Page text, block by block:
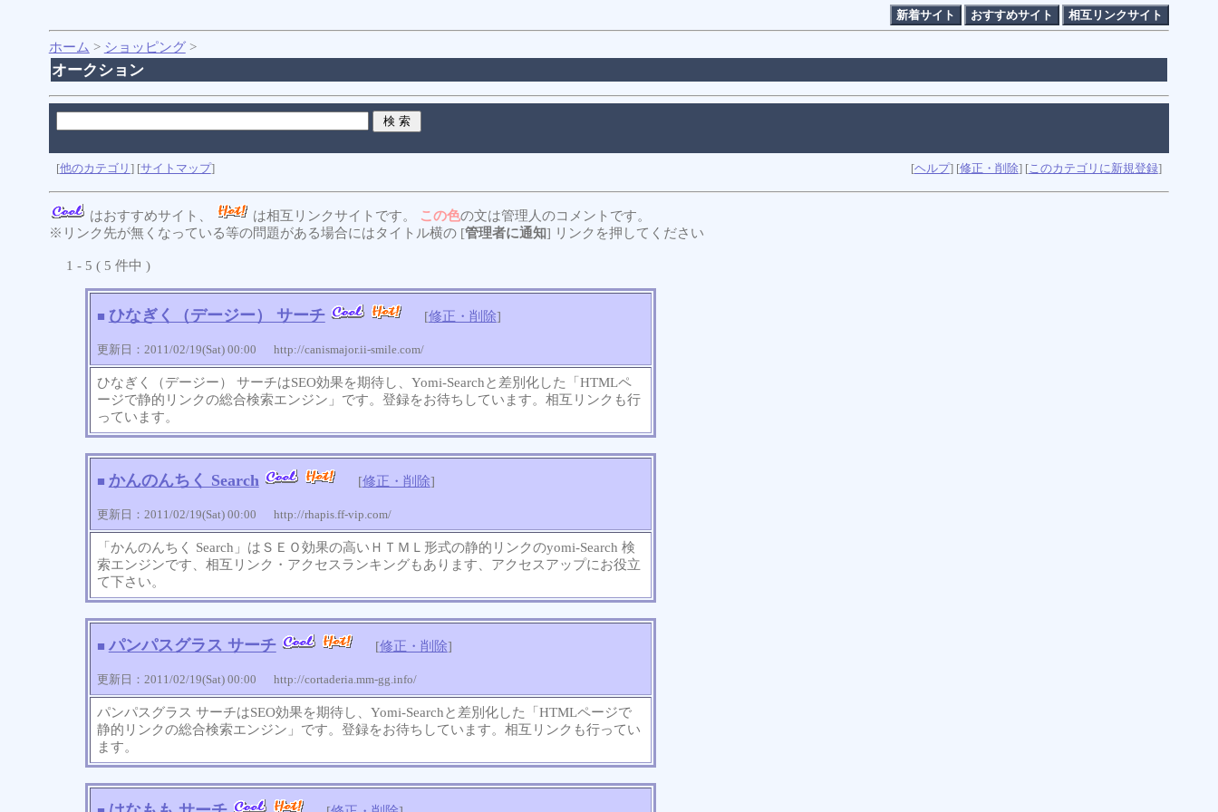
新着サイト おすすめサイト 相互リンクサイト
ホーム > ショッピング>
オークション
[他のカテゴリ ] [サイトマップ] [ヘルプ] [修正・削除] [このカテゴリに新規登録]
はおすすめサイト、 は相互リンクサイトです。 この色の文は管理人のコメントです。
※リンク先が無くなっている等の問題がある場合にはタイトル横の [管理者に通知] リンクを押してください
1 - 5 ( 5 件中 )
■ ひなぎく（デージー） サーチ [修正・削除]
更新日：2011/02/19(Sat) 00:00 http://canismajor.ii-smile.com/
ひなぎく（デージー） サーチはSEO効果を期待し、Yomi-Searchと差別化した「HTMLペ
ージで静的リンクの総合検索エンジン」です。登録をお待ちしています。相互リンクも行
っています。
■ かんのんちく Search [修正・削除]
更新日：2011/02/19(Sat) 00:00 http://rhapis.ff-vip.com/
「かんのんちく Search」はＳＥＯ効果の高いＨＴＭＬ形式の静的リンクのyomi-Search 検
索エンジンです、相互リンク・アクセスランキングもあります、アクセスアップにお役立
て下さい。
■ パンパスグラス サーチ [修正・削除]
更新日：2011/02/19(Sat) 00:00 http://cortaderia.mm-gg.info/
パンパスグラス サーチはSEO効果を期待し、Yomi-Searchと差別化した「HTMLページで
静的リンクの総合検索エンジン」です。登録をお待ちしています。相互リンクも行ってい
ます。